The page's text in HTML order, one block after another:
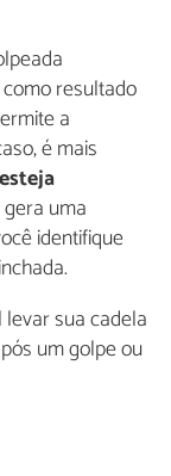
resultado
a
é mais
uma
identifique
sua cadela
um golpe ou